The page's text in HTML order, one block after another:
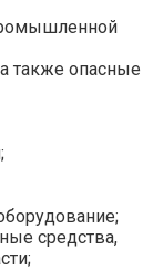
также опасные
средства,